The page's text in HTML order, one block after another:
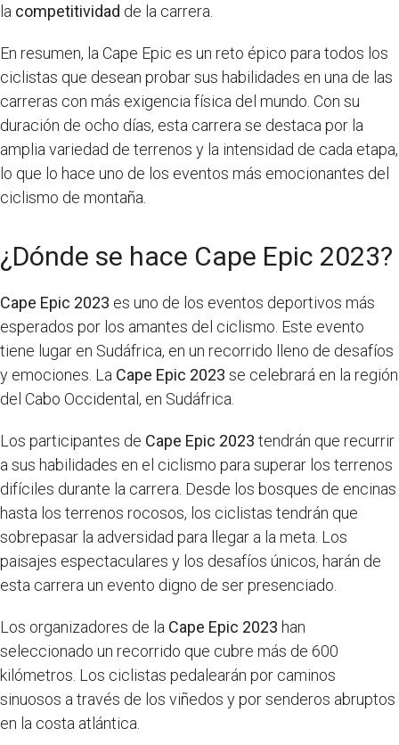
la competitividad de la carrera.
En resumen, la Cape Epic es un reto épico para todos los
ciclistas que desean probar sus habilidades en una de las
carreras con más exigencia física del mundo. Con su
duración de ocho días, esta carrera se destaca por la
amplia variedad de terrenos y la intensidad de cada etapa,
lo que lo hace uno de los eventos más emocionantes del
ciclismo de montaña.
¿Dónde se hace Cape Epic 2023?
Cape Epic 2023 es uno de los eventos deportivos más
esperados por los amantes del ciclismo. Este evento
tiene lugar en Sudáfrica, en un recorrido lleno de desafíos
y emociones. La Cape Epic 2023 se celebrará en la región
del Cabo Occidental, en Sudáfrica.
Los participantes de Cape Epic 2023 tendrán que recurrir
a sus habilidades en el ciclismo para superar los terrenos
difíciles durante la carrera. Desde los bosques de encinas
hasta los terrenos rocosos, los ciclistas tendrán que
sobrepasar la adversidad para llegar a la meta. Los
paisajes espectaculares y los desafíos únicos, harán de
esta carrera un evento digno de ser presenciado.
Los organizadores de la Cape Epic 2023 han
seleccionado un recorrido que cubre más de 600
kilómetros. Los ciclistas pedalearán por caminos
sinuosos a través de los viñedos y por senderos abruptos
en la costa atlántica.